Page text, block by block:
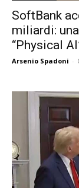
SoftBank
miliardi:
“Physical
Arsenio Spadoni -